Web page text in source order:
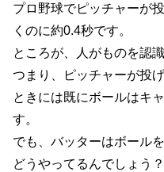
プロ野球でピッチャーが
くのに約0.4秒です。
ところが、人がものを認
つまり、ピッチャーが投
ときには既にボールはキ
す。
でも、バッターはボール
どうやってるんでしょう？